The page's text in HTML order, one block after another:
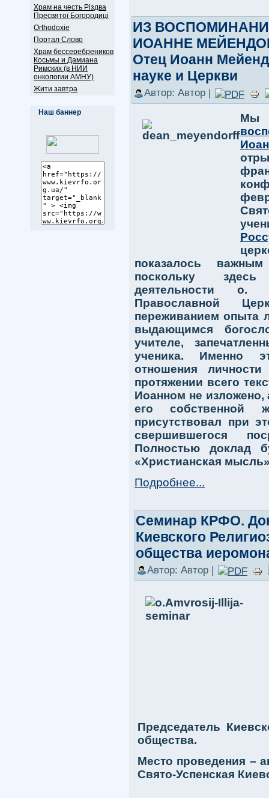
Храм на честь Різдва
Пресвятої Богородиці
Оrthodoxie
Портал Слово
Храм бессеребреников
Косьмы и Дамиана
Римских (в НИИ
онкологии АМНУ)
Жити завтра
Наш баннер
ИЗ
ИОАННЕ
Отец Иоанн
науке и Церкви
Автор: Автор |
Мы
показалось
поскольку
деятельности
Православной
переживанием опыта
выдающимся
учителе,
ученика. Именно
отношения
протяжении всего
Иоанном не изложено,
его собственной
присутствовал при
свершившегося
Полностью доклад
«Христианская
Подробнее...
Семинар КРФО.
Киевского
общества
Автор: Автор |
Председатель
общества.
Место проведения –
Свято-Успенская